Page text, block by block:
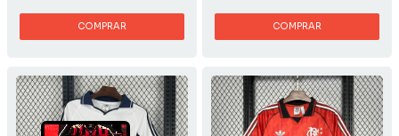
COMPRAR COMPRAR